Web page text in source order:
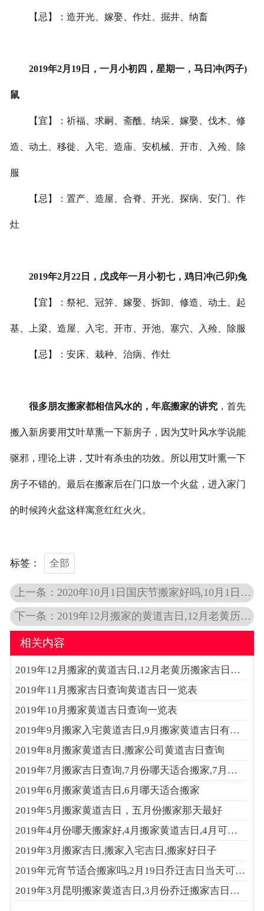
【忌】：造开光、嫁娶、作灶、掘井、纳畜
2019年2月19日，一月小初四，星期一，马日冲(丙子)
鼠
【宜】：祈福、求嗣、斋醮、纳采、嫁娶、伐木、修
造、动土、移徙、入宅、造庙、安机械、开市、入殓、除
服
【忌】：置产、造屋、合脊、开光、探病、安门、作
灶
2019年2月22日，戊戍年一月小初七，鸡日冲(己卯)兔
【宜】：祭祀、冠笄、嫁娶、拆卸、修造、动土、起
基、上梁、造屋、入宅、开市、开池、塞穴、入殓、除服
【忌】：安床、栽种、治病、作灶
很多朋友搬家都相信风水的，年底搬家的讲究，首先
搬入新房要用艾叶草熏一下新房子，因为艾叶风水学说能
驱邪，理论上讲，艾叶有杀虫的功效。所以用艾叶熏一下
房子不错的。最后在搬家后在门口放一个火盆，进入家门
的时候跨火盆这样寓意红红火火。
标签： 全部
上一条：2020年10月1日国庆节搬家好吗,10月1日搬家黄道吉日
下一条：2019年12月搬家的黄道吉日,12月老黄历搬家吉日查询
相关内容
2019年12月搬家的黄道吉日,12月老黄历搬家吉日…
2019年11月搬家吉日查询黄道吉日一览表
2019年10月搬家黄道吉日查询一览表
2019年9月搬家入宅黄道吉日,9月搬家黄道吉日有…
2019年8月搬家黄道吉日,搬家公司黄道吉日查询
2019年7月搬家吉日查询,7月份哪天适合搬家,7月…
2019年6月搬家黄道吉日,6月哪天适合搬家
2019年5月搬家黄道吉日，五月份搬家那天最好
2019年4月份哪天搬家好,4月搬家黄道吉日,4月可…
2019年3月搬家吉日,搬家入宅吉日,搬家好日子
2019年元宵节适合搬家吗,2月19日乔迁吉日当天可…
2019年3月昆明搬家黄道吉日,3月份乔迁搬家吉日…